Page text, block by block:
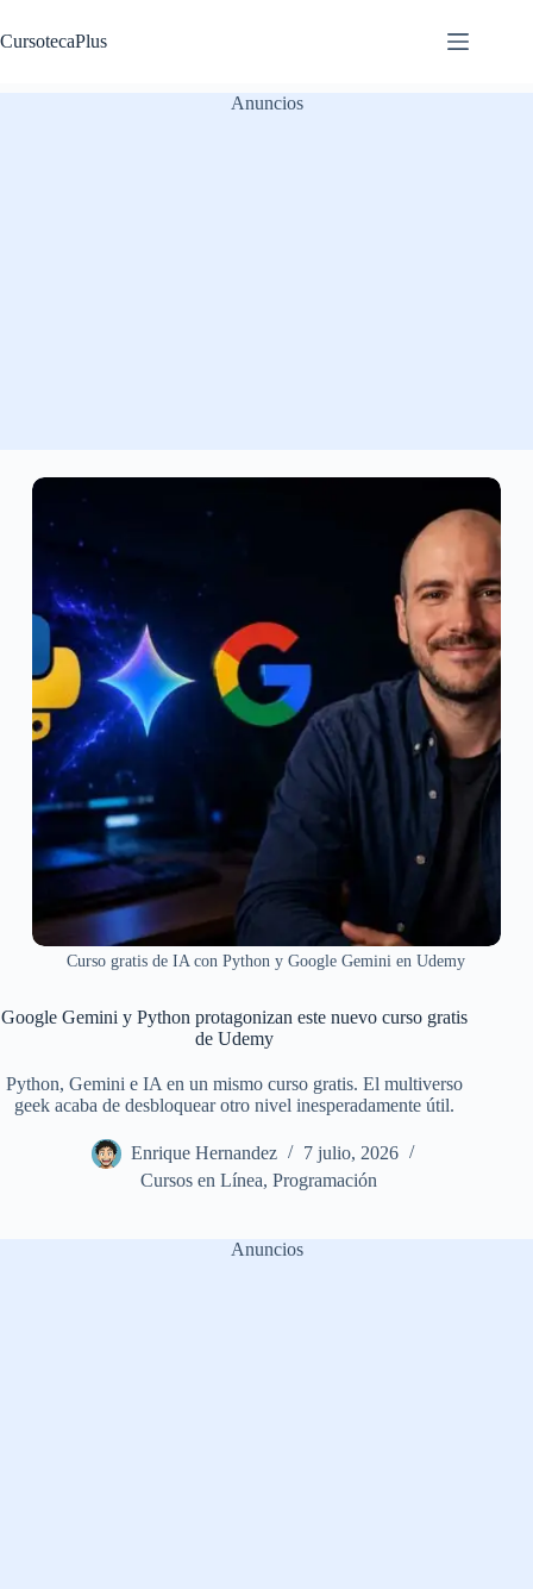
al
contenido
CursotecaPlus
Anuncios
Curso gratis de IA con Python y Google Gemini en Udemy
Google Gemini y Python protagonizan este nuevo curso gratis
de Udemy
Python, Gemini e IA en un mismo curso gratis. El multiverso
geek acaba de desbloquear otro nivel inesperadamente útil.
Enrique Hernandez
7 julio, 2026
Cursos en Línea, Programación
Anuncios